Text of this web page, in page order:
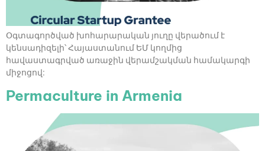
Օգտագործված խոհարարական յուղը վերածում է
կենսադիզելի՝ Հայաստանում ԵՄ կողմից
հավաստագրված առաջին վերամշակման համակարգի
միջոցով:
Permaculture in Armenia